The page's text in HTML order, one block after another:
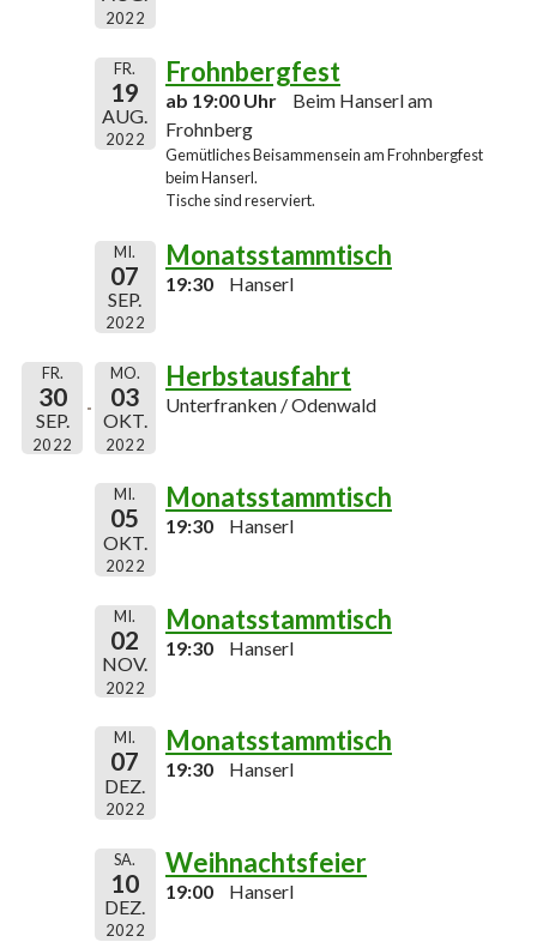
2022
FR.
19
AUG.
2022
Frohnbergfest
ab 19:00 Uhr
Beim Hanserl am
Frohnberg
Gemütliches Beisammensein am Frohnbergfest
beim Hanserl.
Tische sind reserviert.
MI.
07
SEP.
2022
Monatsstammtisch
19:30 Hanserl
FR.
30
SEP.
2022
MO.
03
OKT.
2022
Herbstausfahrt
Unterfranken / Odenwald
MI.
05
OKT.
2022
Monatsstammtisch
19:30 Hanserl
MI.
02
NOV.
2022
Monatsstammtisch
19:30 Hanserl
MI.
07
DEZ.
2022
Monatsstammtisch
19:30 Hanserl
SA.
10
DEZ.
2022
Weihnachtsfeier
19:00 Hanserl